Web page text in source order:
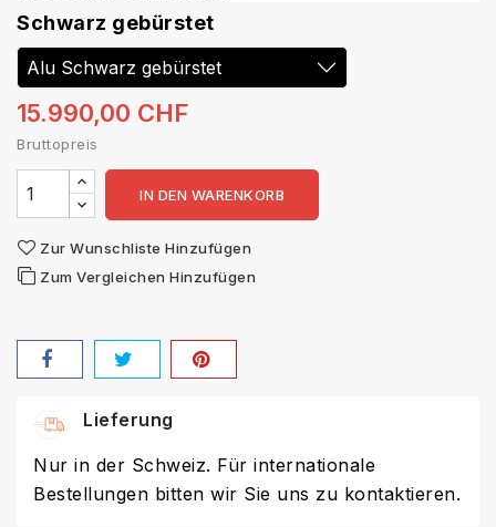
Schwarz gebürstet
15.990,00 CHF
Bruttopreis
IN DEN WARENKORB
Zur Wunschliste Hinzufügen
Zum Vergleichen Hinzufügen
Lieferung
Nur in der Schweiz. Für internationale
Bestellungen bitten wir Sie uns zu kontaktieren.